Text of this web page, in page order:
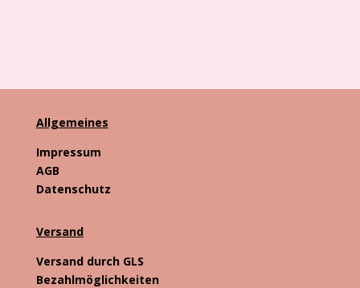
Allgemeines
Impressum
AGB
Datenschutz
Versand
Versand durch GLS
Bezahlmöglichkeiten